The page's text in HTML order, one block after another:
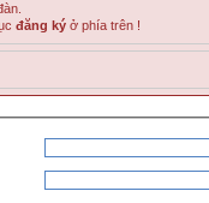
đăng ký ở phía trên !